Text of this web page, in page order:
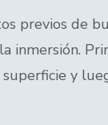
previos de
inmersión.
y